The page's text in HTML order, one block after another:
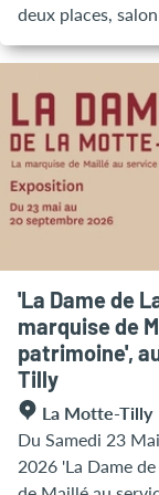
deux places,
bureau,
à pieds à 5 min
gare.
'La Dame de
marquise de
patrimoine',
Tilly
La Motte-Tilly
Du Samedi 23
2026 'La Dame de La Motte-Tilly - La marquise